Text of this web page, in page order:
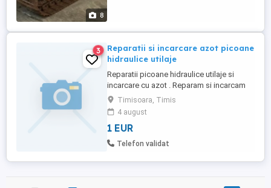
8
3
Reparatii si incarcare azot picoane
hidraulice utilaje
Reparatii picoane hidraulice utilaje si
incarcare cu azot . Reparam si incarcam
cu azot picoane hidraulice ptr utilaje .
Efectuam verificari si incarcari azot la
butelii de azot industriale pana la 200 bari
.
Timisoara, Timis
4 august
1 EUR
Telefon validat